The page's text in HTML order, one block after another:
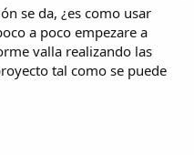
se da, ¿es como usar
a poco empezare a
valla realizando las
tal como se puede